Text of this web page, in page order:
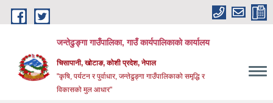
Skip to main content
जन्तेढुङ्गा गाउँपालिका, गाउँ कार्यपालिकाको कार्यालय
चिसापानी, खोटाङ, कोशी प्रदेश, नेपाल
"कृषि, पर्यटन र पुर्वाधार, जन्तेढुङ्गा गाउँपालिकाको समृद्धि र
विकासको मुल आधार"